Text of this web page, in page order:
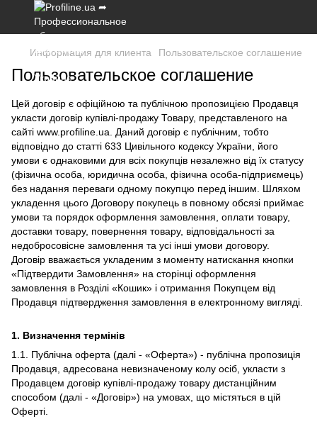
Информация для клиента Пользовательское соглашение
Пользовательское соглашение
Цей договір є офіційною та публічною пропозицією Продавця
укласти договір купівлі-продажу Товару, представленого на
сайті www.profiline.ua. Даний договір є публічним, тобто
відповідно до статті 633 Цивільного кодексу України, його
умови є однаковими для всіх покупців незалежно від їх статусу
(фізична особа, юридична особа, фізична особа-підприємець)
без надання переваги одному покупцю перед іншим. Шляхом
укладення цього Договору покупець в повному обсязі приймає
умови та порядок оформлення замовлення, оплати товару,
доставки товару, повернення товару, відповідальності за
недобросовісне замовлення та усі інші умови договору.
Договір вважається укладеним з моменту натискання кнопки
«Підтвердити Замовлення» на сторінці оформлення
замовлення в Розділі «Кошик» і отримання Покупцем від
Продавця підтвердження замовлення в електронному вигляді.
1. Визначення термінів
1.1. Публічна оферта (далі - «Оферта») - публічна пропозиція
Продавця, адресована невизначеному колу осіб, укласти з
Продавцем договір купівлі-продажу товару дистанційним
способом (далі - «Договір») на умовах, що містяться в цій
Оферті.